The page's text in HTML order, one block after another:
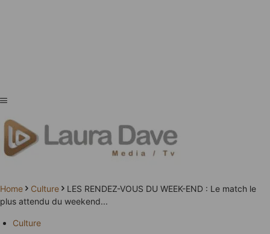
Home Culture
LES RENDEZ-VOUS DU WEEK-END : Le match le
plus attendu du weekend...
Culture